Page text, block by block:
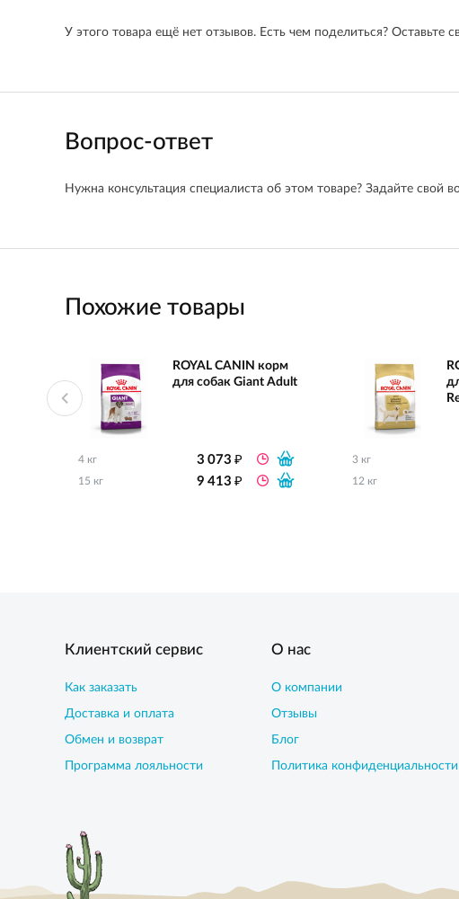
У этого товара ещё нет отзывов. Есть чем поделиться? Оставьте
Вопрос-ответ
Нужна консультация специалиста об этом товаре? Задайте свой
Похожие товары
ROYAL CANIN корм
для собак Giant Adult
4 кг 3 073₽
15 кг 9 413₽
3 кг
12 кг
Клиентский сервис
Как заказать
Доставка и оплата
Обмен и возврат
Программа лояльности
О нас
О компании
Отзывы
Блог
Политика конфиденциальности